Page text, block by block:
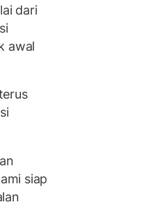
dari
awal
siap